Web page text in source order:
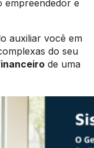
empreendedor e
auxiliar você em
do seu
de uma